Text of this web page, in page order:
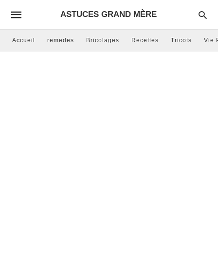
ASTUCES GRAND MÈRE
Accueil remedes Bricolages Recettes Tricots Vie